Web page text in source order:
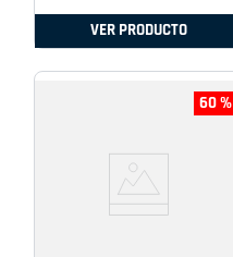
VER PRODUCTO
60 %